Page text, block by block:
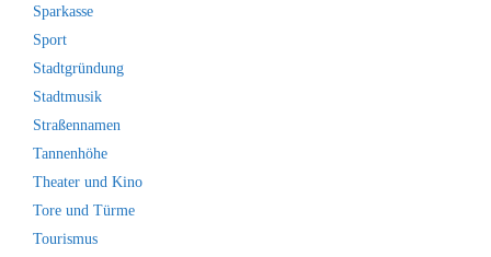
Sparkasse
Sport
Stadtgründung
Stadtmusik
Straßennamen
Tannenhöhe
Theater und Kino
Tore und Türme
Tourismus